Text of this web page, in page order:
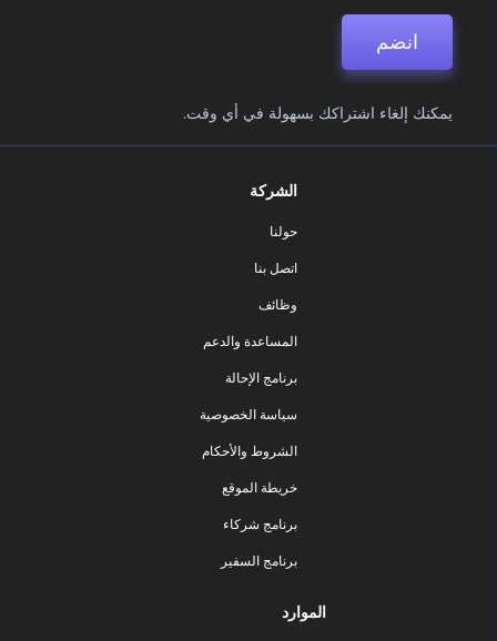
انضم
يمكنك إلغاء اشتراكك بسهولة في أي وقت.
الشركة
حولنا
اتصل بنا
وظائف
المساعدة والدعم
برنامج الإحالة
سياسة الخصوصية
الشروط والأحكام
خريطة الموقع
برنامج شركاء
برنامج السفير
الموارد